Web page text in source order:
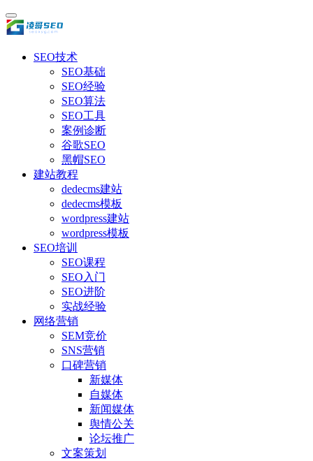
SEO技术
SEO基础
SEO经验
SEO算法
SEO工具
案例诊断
谷歌SEO
黑帽SEO
建站教程
dedecms建站
dedecms模板
wordpress建站
wordpress模板
SEO培训
SEO课程
SEO入门
SEO进阶
实战经验
网络营销
SEM竞价
SNS营销
口碑营销
新媒体
自媒体
新闻媒体
舆情公关
论坛推广
文案策划